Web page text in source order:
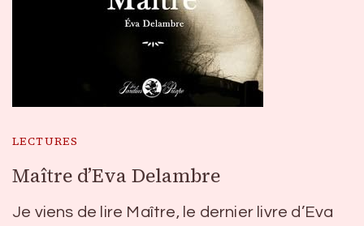
LECTURES
Maître d’Eva Delambre
Je viens de lire Maître, le dernier livre d’Eva